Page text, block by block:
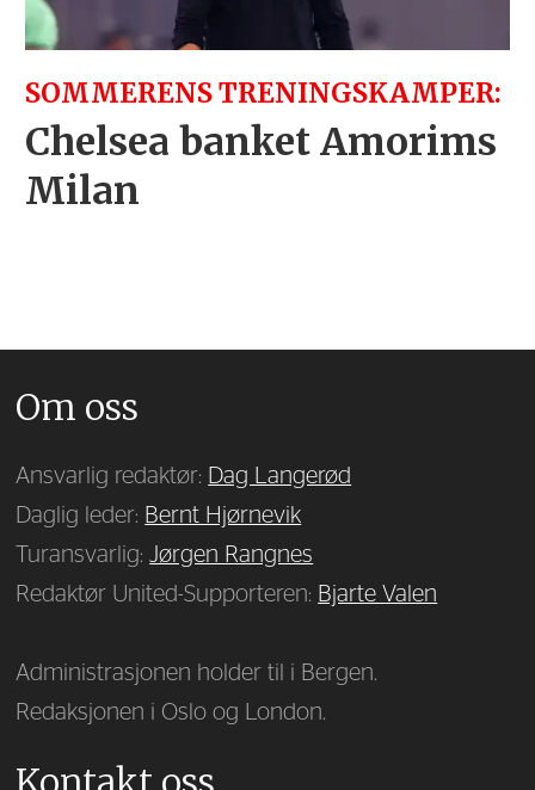
SOMMERENS TRENINGSKAMPER:
Chelsea banket Amorims
Milan
Om oss
Ansvarlig redaktør: Dag Langerød
Daglig leder: Bernt Hjørnevik
Turansvarlig:Jørgen Rangnes
Redaktør United-Supporteren: Bjarte Valen
Administrasjonen holder til i Bergen.
Redaksjonen i Oslo og London.